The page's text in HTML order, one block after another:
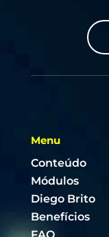
Menu
Conteúdo
Módulos
Diego Brito
Benefícios